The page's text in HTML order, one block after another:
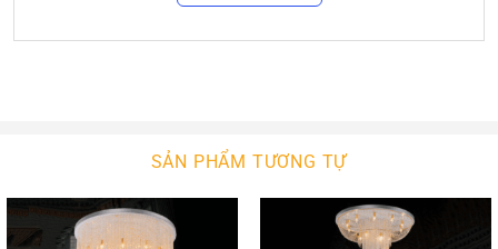
Chất Liệu Pha Lê Cao Cấp – Tỏa Sáng Từng Chi
rõ ràng, giúp phản xạ ánh sáng mạnh và đẹp
SẢN PHẨM TƯƠNG TỰ